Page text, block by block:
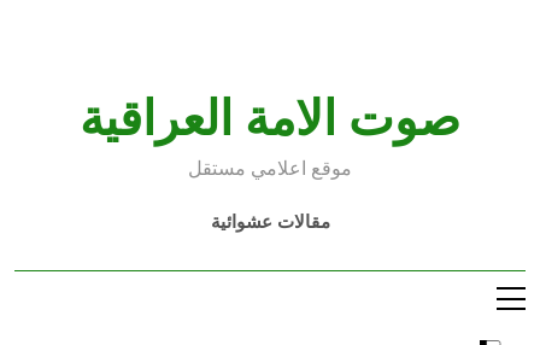
صوت الامة العراقية
موقع اعلامي مستقل
مقالات عشوائية